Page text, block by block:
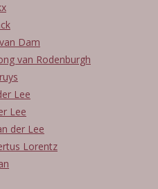
Dam
van Rodenburgh
Lee
Lee
der Lee
Lorentz